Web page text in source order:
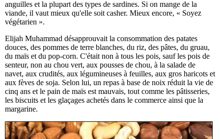
anguilles et la plupart des types de sardines. Si on mange de la
viande, il vaut mieux qu'elle soit casher. Mieux encore, « Soyez
végétarien ».
Elijah Muhammad désapprouvait la consommation des patates
douces, des pommes de terre blanches, du riz, des pâtes, du gruau,
du maïs et du pop-corn. C'était non à tous les pois, sauf les pois de
senteur, non au chou vert, aux pousses de chou, à la salade de
navet, aux crudités, aux légumineuses à feuilles, aux gros haricots et
aux fèves de soja. Selon lui, un repas à base de noix réduit la vie de
cinq ans et le pain de maïs est mauvais, tout comme les pâtisseries,
les biscuits et les glaçages achetés dans le commerce ainsi que la
margarine.